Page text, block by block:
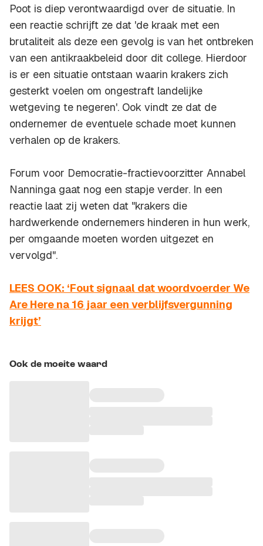
Poot is diep verontwaardigd over de situatie. In
een reactie schrijft ze dat 'de kraak met een
brutaliteit als deze een gevolg is van het ontbreken
van een antikraakbeleid door dit college. Hierdoor
is er een situatie ontstaan waarin krakers zich
gesterkt voelen om ongestraft landelijke
wetgeving te negeren'. Ook vindt ze dat de
ondernemer de eventuele schade moet kunnen
verhalen op de krakers.
Forum voor Democratie-fractievoorzitter Annabel
Nanninga gaat nog een stapje verder. In een
reactie laat zij weten dat "krakers die
hardwerkende ondernemers hinderen in hun werk,
per omgaande moeten worden uitgezet en
vervolgd".
LEES OOK: ‘Fout signaal dat woordvoerder We
Are Here na 16 jaar een verblijfsvergunning
krijgt’
Ook de moeite waard